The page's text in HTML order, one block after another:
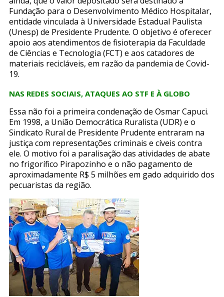
Fundação para o Desenvolvimento Médico Hospitalar,
entidade vinculada à Universidade Estadual Paulista
(Unesp) de Presidente Prudente. O objetivo é oferecer
apoio aos atendimentos de fisioterapia da Faculdade
de Ciências e Tecnologia (FCT) e aos catadores de
materiais recicláveis, em razão da pandemia de Covid-
19.
NAS REDES SOCIAIS, ATAQUES AO STF E À GLOBO
Essa não foi a primeira condenação de Osmar Capuci.
Em 1998, a União Democrática Ruralista (UDR) e o
Sindicato Rural de Presidente Prudente entraram na
justiça com representações criminais e cíveis contra
ele. O motivo foi a paralisação das atividades de abate
no frigorífico Pirapozinho e o não pagamento de
aproximadamente R$ 5 milhões em gado adquirido dos
pecuaristas da região.